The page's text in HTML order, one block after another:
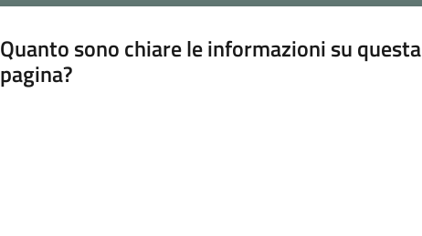
Quanto sono chiare le informazioni su questa
pagina?